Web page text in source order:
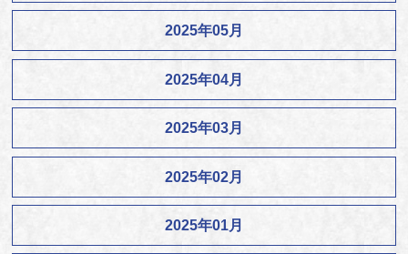
2025年05月
2025年04月
2025年03月
2025年02月
2025年01月